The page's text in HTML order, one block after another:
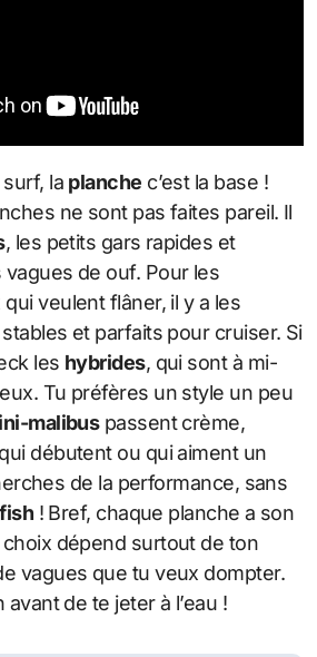
la planche c’est la base !
ne sont pas faites pareil. Il
, les petits gars rapides et
de ouf. Pour les
veulent flâner, il y a les
et parfaits pour cruiser. Si
les hybrides, qui sont à mi-
Tu préfères un style un peu
malibuspassent crème,
débutent ou qui aiment un
de la performance, sans
fish ! Bref, chaque planche a son
dépend surtout de ton
vagues que tu veux dompter.
de te jeter à l’eau !